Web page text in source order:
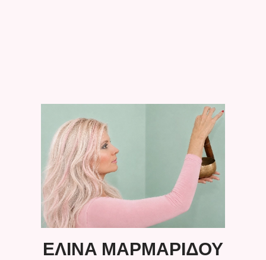
ΕΛΙΝΑ ΜΑΡΜΑΡΙΔΟΥ